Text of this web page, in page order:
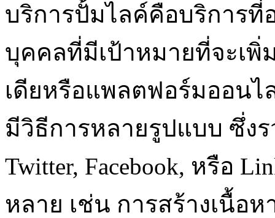
บริการปั้มไลค์คือบริการที่
บุคคลที่มีเป้าหมายที่จะเ
เดียหรือแพลตฟอร์มออน
มีวิธีการหลายรูปแบบ ซึ่งร
Twitter, Facebook, หรือ
หลาย เช่น การสร้างเนื้อ